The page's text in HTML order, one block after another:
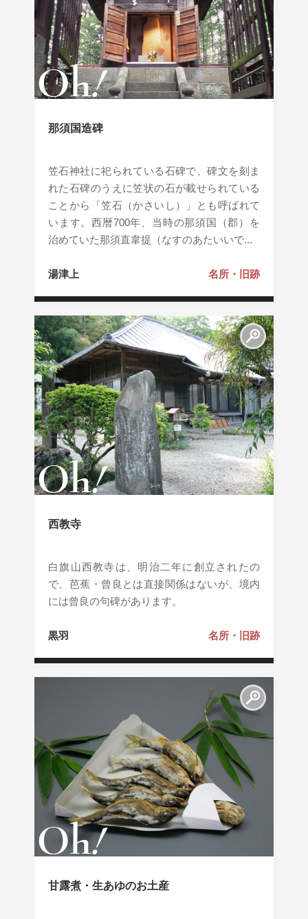
那須国造碑
笠石神社に祀られている石碑で、碑文を刻ま
れた石碑のうえに笠状の石が載せられている
ことから「笠石（かさいし）」とも呼ばれて
います。西暦700年、当時の那須国（郡）を
治めていた那須直韋提（なすのあたいいで...
湯津上 名所・旧跡
西教寺
白旗山西教寺は、明治二年に創立されたの
で、芭蕉・曾良とは直接関係はないが、境内
には曾良の句碑があります。
黒羽 名所・旧跡
甘露煮・生あゆのお土産